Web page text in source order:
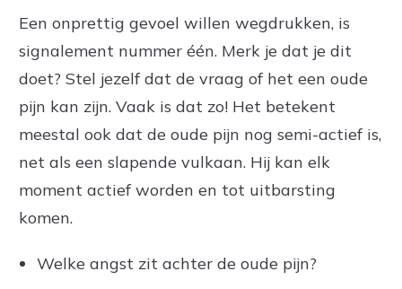
Een onprettig gevoel willen wegdrukken, is
signalement nummer één. Merk je dat je dit
doet? Stel jezelf dat de vraag of het een oude
pijn kan zijn. Vaak is dat zo! Het betekent
meestal ook dat de oude pijn nog semi-actief is,
net als een slapende vulkaan. Hij kan elk
moment actief worden en tot uitbarsting
komen.
Welke angst zit achter de oude pijn?